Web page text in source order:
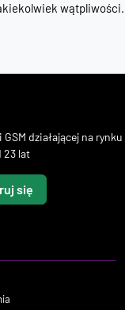
wątpliwości.
działającej na rynku
23 lat
się